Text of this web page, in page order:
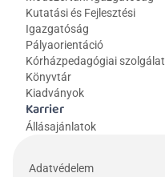
Kutatási és Fejlesztési
Igazgatóság
Pályaorientáció
Kórházpedagógiai szolgálat
Könyvtár
Kiadványok
Karrier
Állásajánlatok
Adatvédelem